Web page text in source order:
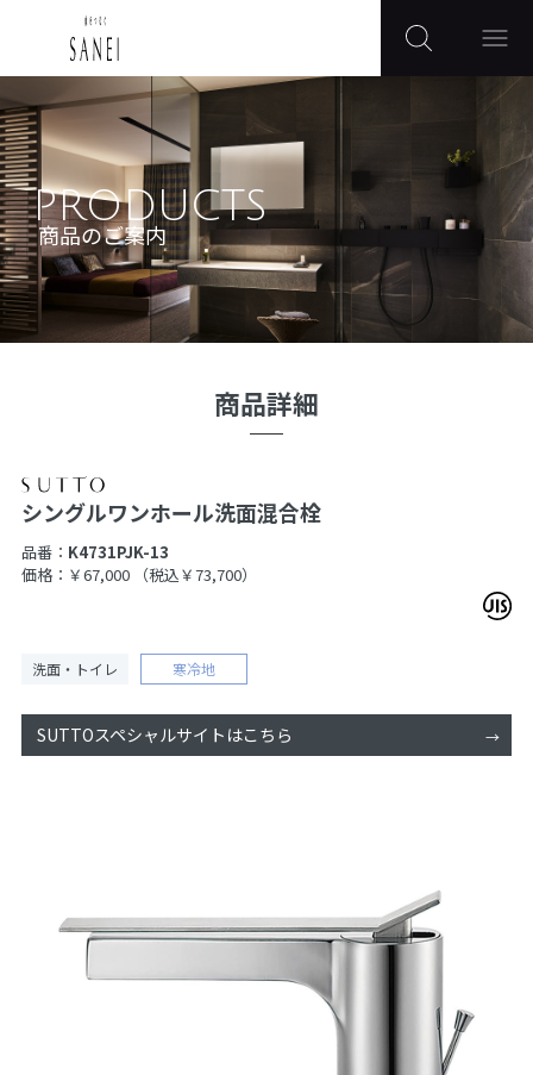
PRODUCTS
商品のご案内
商品詳細
シングルワンホール洗面混合栓
品番： K4731PJK-13
価格：￥67,000
（税込￥73,700）
洗面・トイレ 寒冷地
SUTTOスペシャルサイトはこちら